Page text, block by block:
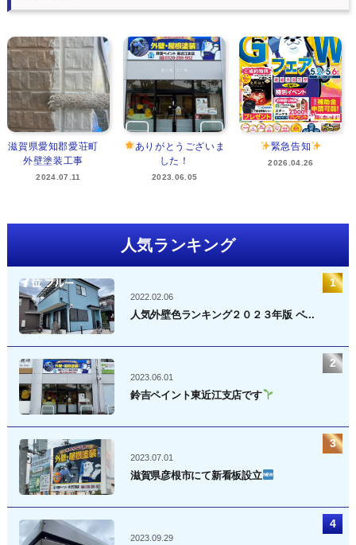
滋賀県愛知郡愛荘町
外壁塗装工事
2024.07.11
ありがとうございま
した！
2023.06.05
緊急告知
2026.04.26
人気ランキング
2022.02.06
人気外壁色ランキング２０２３年版 ベ...
2023.06.01
鈴吉ペイント東近江支店です
2023.07.01
滋賀県彦根市にて新看板設立
2023.09.29